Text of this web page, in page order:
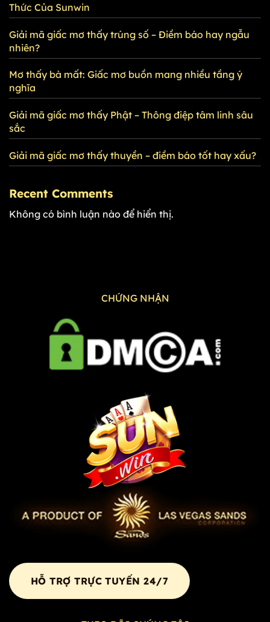
Thức Của Sunwin
Giải mã giấc mơ thấy trúng số – Điềm báo hay ngẫu
nhiên?
Mơ thấy bà mất: Giấc mơ buồn mang nhiều tầng ý
nghĩa
Giải mã giấc mơ thấy Phật – Thông điệp tâm linh sâu
sắc
Giải mã giấc mơ thấy thuyền – điềm báo tốt hay xấu?
Recent Comments
Không có bình luận nào để hiển thị.
CHỨNG NHẬN
HỖ TRỢ TRỰC TUYẾN 24/7